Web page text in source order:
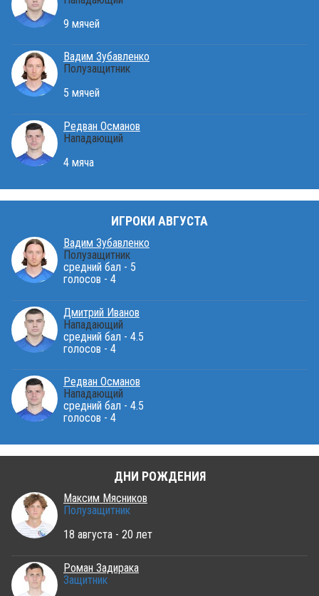
9 мячей
Вадим Зубавленко
Полузащитник
5 мячей
Редван Османов
Нападающий
4 мяча
ИГРОКИ АВГУСТА
Вадим Зубавленко
Полузащитник
средний бал - 5
голосов - 4
Дмитрий Иванов
Нападающий
средний бал - 4.5
голосов - 4
Редван Османов
Нападающий
средний бал - 4.5
голосов - 4
ДНИ РОЖДЕНИЯ
Максим Мясников
Полузащитник
18 августа - 20 лет
Роман Задирака
Защитник